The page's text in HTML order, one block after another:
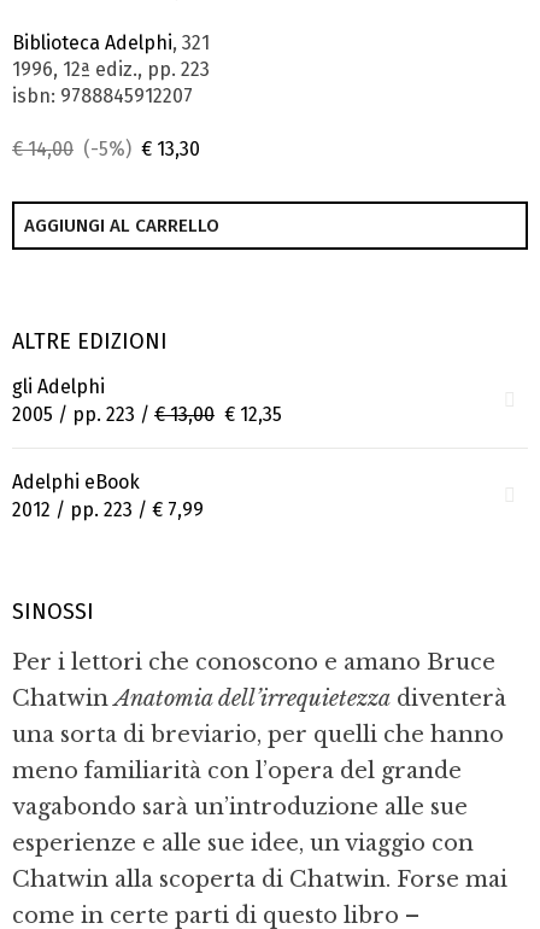
Biblioteca Adelphi, 321
1996, 12ª ediz., pp. 223
isbn: 9788845912207
€ 14,00 (-5%) € 13,30
AGGIUNGI AL CARRELLO
ALTRE EDIZIONI
gli Adelphi
2005 / pp. 223 / € 13,00 € 12,35
Adelphi eBook
2012 / pp. 223 / € 7,99
SINOSSI
Per i lettori che conoscono e amano Bruce
ChatwinAnatomia dell’irrequietezza diventerà
una sorta di breviario, per quelli che hanno
meno familiarità con l’opera del grande
vagabondo sarà un’introduzione alle sue
esperienze e alle sue idee, un viaggio con
Chatwin alla scoperta di Chatwin. Forse mai
come in certe parti di questo libro –